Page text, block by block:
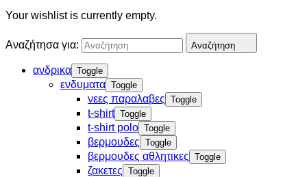
Your wishlist is currently empty.
Αναζήτησα για: Αναζήτηση
ανδρικα Toggle
ενδυματα Toggle
νεες παραλαβες Toggle
t-shirt Toggle
t-shirt polo Toggle
βερμουδες Toggle
βερμουδες αθλητικες Toggle
ζακετες Toggle